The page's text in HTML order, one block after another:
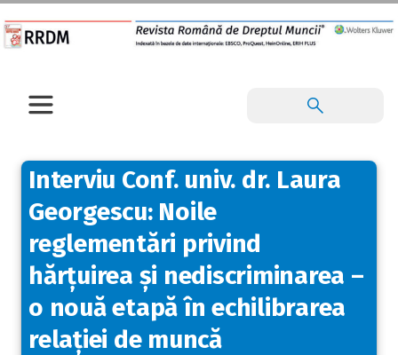
Interviu Conf. univ. dr. Laura
Georgescu: Noile
reglementări privind
hărțuirea și nediscriminarea –
o nouă etapă în echilibrarea
relației de muncă